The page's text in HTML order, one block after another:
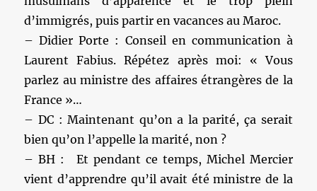
d’immigrés, puis partir en vacances au Maroc.
– Didier Porte : Conseil en communication à
Laurent Fabius. Répétez après moi: « Vous
parlez au ministre des affaires étrangères de la
France »…
– DC : Maintenant qu’on a la parité, ça serait
bien qu’on l’appelle la marité, non ?
– BH : Et pendant ce temps, Michel Mercier
vient d’apprendre qu’il avait été ministre de la